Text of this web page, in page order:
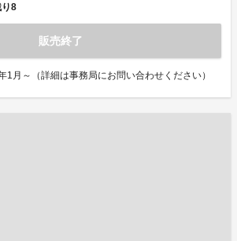
8
販売終了
1月～（詳細は事務局にお問い合わせください）